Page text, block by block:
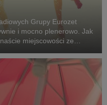
Grupy Eurozet
i mocno plenerowo. Jak
miejscowości ze
również...